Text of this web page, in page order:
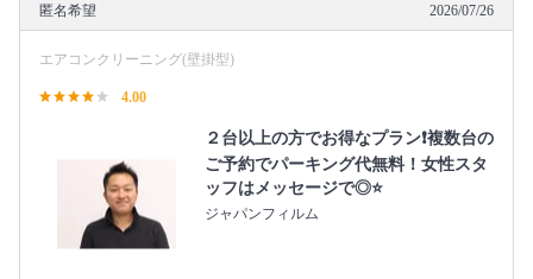
匿名希望 2026/07/26
エアコンクリーニング(壁掛型)
4.00
２台以上の方でお得なプラン❗️複数台の
ご予約でパーキング代無料！女性スタ
ッフはメッセージで◎⭐️
ジャパンフィルム